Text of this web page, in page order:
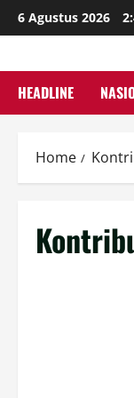
Skip
to
6 Agustus 2026
HEADLINE
Home